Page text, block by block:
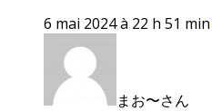
6 mai 2024 à 22 h 51 min
まお〜さん